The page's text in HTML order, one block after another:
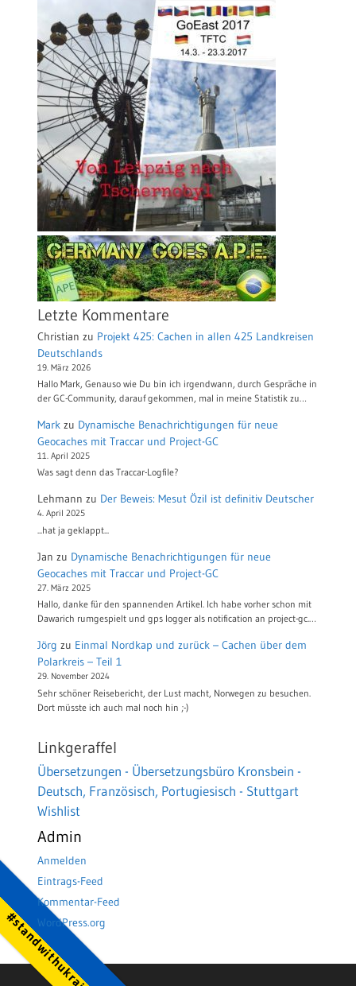
#standwithukraine
Letzte Kommentare
Christian zu Projekt 425: Cachen in allen 425 Landkreisen
Deutschlands
19. März 2026
Hallo Mark, Genauso wie Du bin ich irgendwann, durch Gespräche in
der GC-Community, darauf gekommen, mal in meine Statistik zu…
Mark zu Dynamische Benachrichtigungen für neue
Geocaches mit Traccar und Project-GC
11. April 2025
Was sagt denn das Traccar-Logfile?
Lehmann zu Der Beweis: Mesut Özil ist definitiv Deutscher
4. April 2025
...hat ja geklappt...
Jan zu Dynamische Benachrichtigungen für neue
Geocaches mit Traccar und Project-GC
27. März 2025
Hallo, danke für den spannenden Artikel. Ich habe vorher schon mit
Dawarich rumgespielt und gps logger als notification an project-gc.…
Jörg zu Einmal Nordkap und zurück – Cachen über dem
Polarkreis – Teil 1
29. November 2024
Sehr schöner Reisebericht, der Lust macht, Norwegen zu besuchen.
Dort müsste ich auch mal noch hin ;-)
Linkgeraffel
Übersetzungen - Übersetzungsbüro Kronsbein -
Deutsch, Französisch, Portugiesisch - Stuttgart
Wishlist
Admin
Anmelden
Eintrags-Feed
Kommentar-Feed
WordPress.org